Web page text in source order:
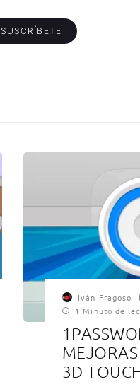
SUSCRÍBETE
Iván Fragoso
1 Minuto de
3D